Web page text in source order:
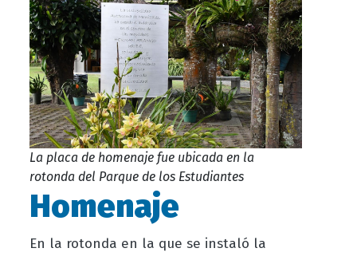
La placa de homenaje fue ubicada en la
rotonda del Parque de los Estudiantes
Homenaje
En la rotonda en la que se instaló la